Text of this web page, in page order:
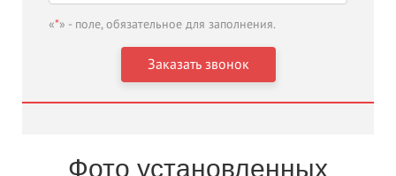
«*» - поле, обязательное для заполнения.
Фото установленных